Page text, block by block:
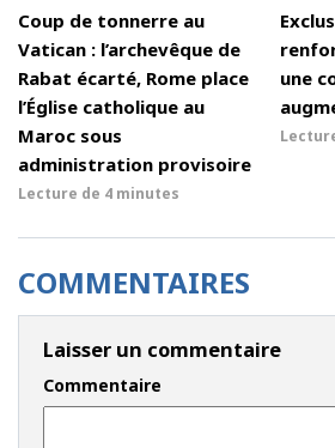
Coup de tonnerre au
Vatican : l’archevêque de
Rabat écarté, Rome place
l’Église catholique au
Maroc sous
administration provisoire
Lecture de 4 minutes
une
COMMENTAIRES
Laisser un commentaire
Commentaire